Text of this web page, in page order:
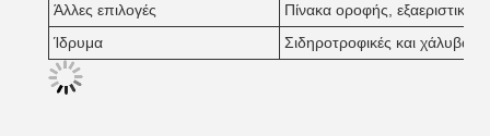
Άλλες επιλογές
Πίνακα οροφής, εξαεριστικό
Ίδρυμα
Σιδηροτροφικές και χάλυβα